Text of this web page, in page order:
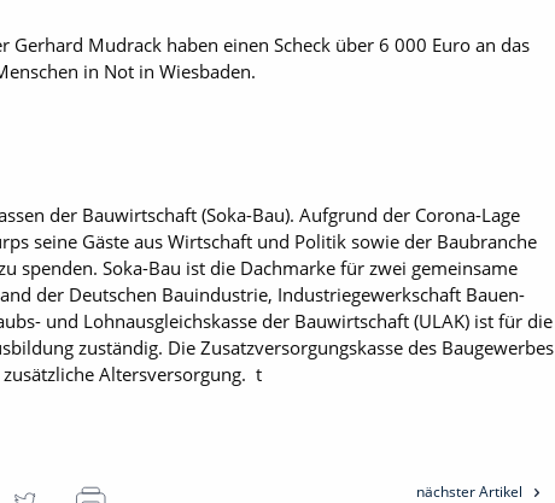
Mudrack haben einen Scheck über 6 000 Euro an das
in Not in Wiesbaden.
der Bauwirtschaft (Soka-Bau). Aufgrund der Corona-Lage
seine Gäste aus Wirtschaft und Politik sowie der Baubranche
spenden. Soka-Bau ist die Dachmarke für zwei gemeinsame
der Deutschen Bauindustrie, Industriegewerkschaft Bauen-
und Lohnausgleichskasse der Bauwirtschaft (ULAK) ist für die
zuständig. Die Zusatzversorgungskasse des Baugewerbes
Altersversorgung. t
nächster Artikel